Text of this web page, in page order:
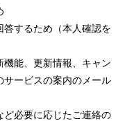
するため（本人確認を
能、更新情報、キャン
ービスの案内のメール
ど必要に応じたご連絡の